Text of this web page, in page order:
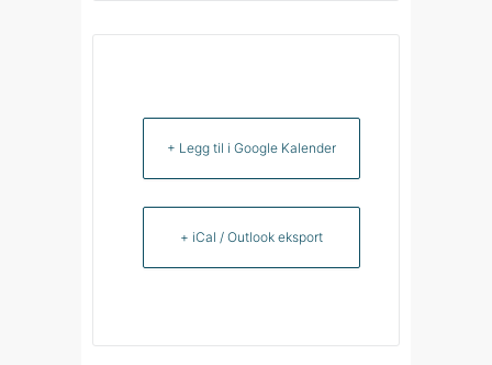
+ Legg til i Google Kalender
+ iCal / Outlook eksport